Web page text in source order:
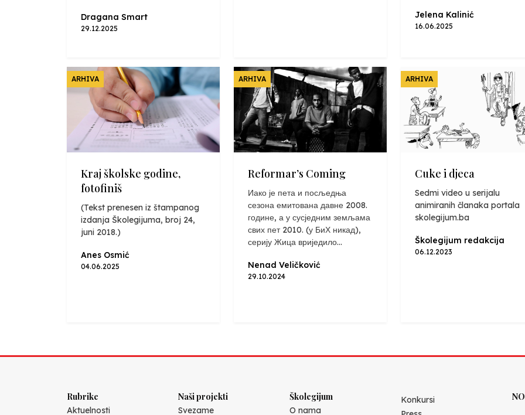
Dragana Smart
29.12.2025
Jelena Kalinić
16.06.2025
ARHIVA
Kraj školske godine,
fotofiniš
(Tekst prenesen iz štampanog
izdanja Školegijuma, broj 24,
juni 2018.)
Anes Osmić
04.06.2025
ARHIVA
Reformar’s Coming
Иако је пета и посљедња
сезона емитована давне 2008.
године, а у сусједним земљама
свих пет 2010. (у БиХ никад),
серију Жица вриједило...
Nenad Veličković
29.10.2024
ARHIVA
Cuke i djeca
Sedmi video u serijalu
animiranih članaka portala
skolegijum.ba
Školegijum redakcija
06.12.2023
Rubrike
Aktuelnosti
Naši projekti
Svezame
Školegijum
O nama
Konkursi